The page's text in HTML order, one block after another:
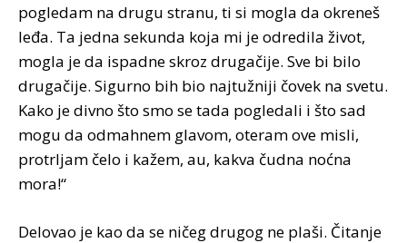
pogledam na drugu stranu, ti si mogla da okreneš
leđa. Ta jedna sekunda koja mi je odredila život,
mogla je da ispadne skroz drugačije. Sve bi bilo
drugačije. Sigurno bih bio najtužniji čovek na svetu.
Kako je divno što smo se tada pogledali i što sad
mogu da odmahnem glavom, oteram ove misli,
protrljam čelo i kažem, au, kakva čudna noćna
mora!“
Delovao je kao da se ničeg drugog ne plaši. Čitanje